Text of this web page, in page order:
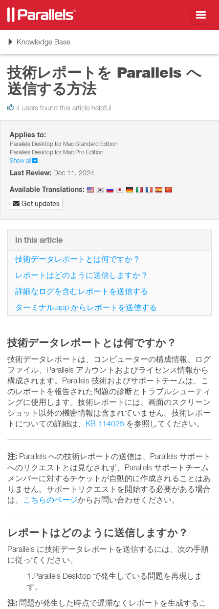
ToggleKnowledge Base
技術レポートを Parallels へ
送信する方法
4 users found this article helpful
Applies to:
Parallels Desktop for Mac Standard Edition
Parallels Desktop for Mac Pro Edition
Show all
Last Review: Dec 11, 2024
Available Translations:
Get updates
技術データレポートとは何ですか？
技術データレポートは、コンピューターの構成情報、ログ
ファイル、Parallels アカウントおよびライセンス情報から
構成されます。Parallels 技術およびサポートチームは、こ
のレポートを報告された問題の診断とトラブルシューティ
ングに使用します。技術レポートには、画面のスクリーン
ショット以外の機密情報は含まれていません。技術レポー
トについての詳細は、 KB 114025 を参照してください。
注: Parallels への技術レポートの送信は、Parallels サポート
へのリクエストとは見なされず、Parallels サポートチーム
メンバーに対するチケットが自動的に作成されることはあ
りません。サポートリクエストを開始する必要がある場合
は、
こちらのページからお問い合わせください。
レポートはどのように送信しますか？
Parallels に技術データレポートを送信するには、次の手順
に従ってください。
1.Parallels Desktop で発生している問題を再現しま
す。
注: 問題が発生した時点で遅滞なくレポートを生成するこ
In this article
技術データレポートとは何ですか？
レポートはどのように送信しますか？
詳細なログを含むレポートを送信する
ターミナル.app からレポートを送信する